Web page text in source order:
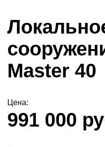
Master 40
Цена:
991 000